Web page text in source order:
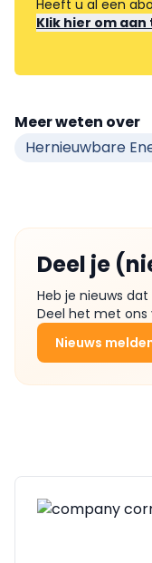
Heeft u al een
Klik hier om
Meer weten over
Hernieuwbare
Deel je
Heb je nieuws
Deel het met
Nieuws